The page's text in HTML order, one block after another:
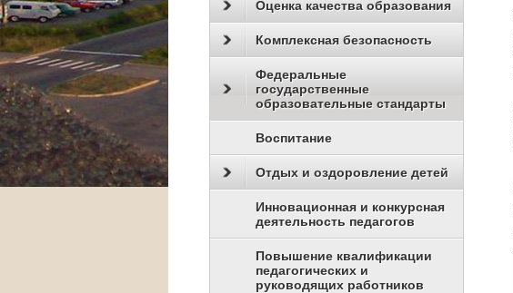
Оценка качества образования
Комплексная безопасность
Федеральные
государственные
образовательные стандарты
Воспитание
Отдых и оздоровление детей
Инновационная и конкурсная
деятельность педагогов
Повышение квалификации
педагогических и
руководящих работников